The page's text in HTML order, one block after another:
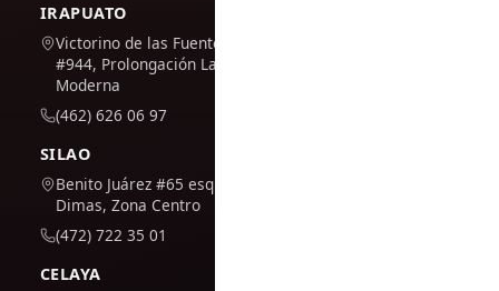
IRAPUATO
Victorino de las Fuentes
#944, Prolongación La
Moderna
(462) 626 06 97
SILAO
Benito Juárez #65 esq. San
Dimas, Zona Centro
(472) 722 35 01
CELAYA